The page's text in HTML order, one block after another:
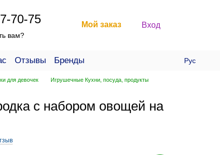
70-75
вам?
Мой заказ Вход
Отзывы
Бренды
Рус
для девочек
Игрушечные Кухни, посуда, продукты
с набором овощей на